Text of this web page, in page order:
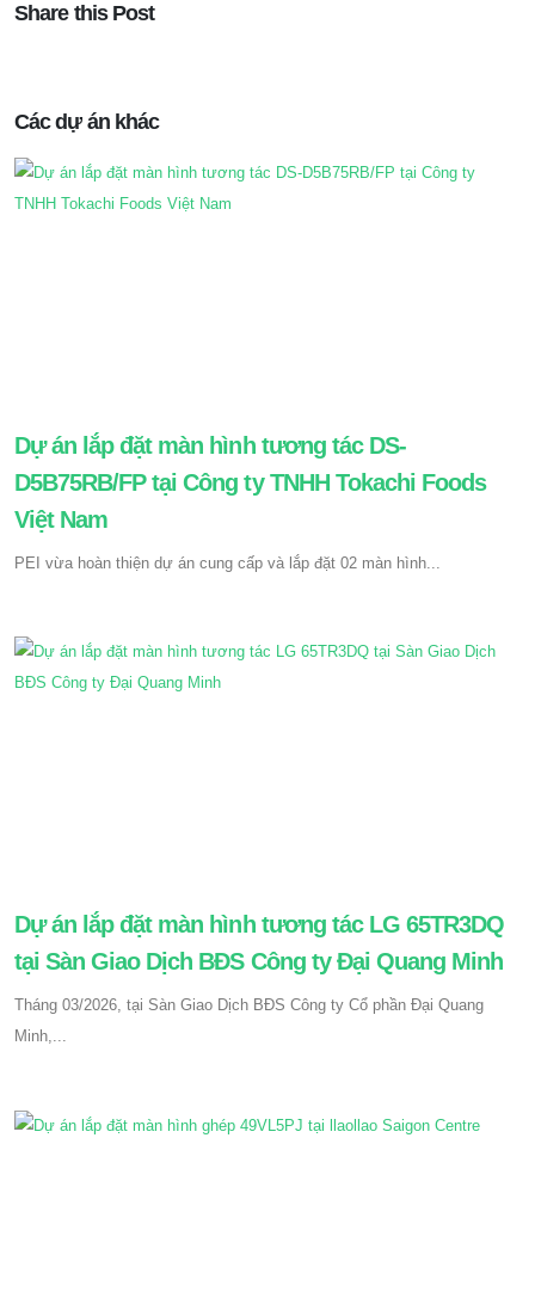
Share this Post
Các dự án khác
Dự án lắp đặt màn hình tương tác DS-
D5B75RB/FP tại Công ty TNHH Tokachi Foods
Việt Nam
PEI vừa hoàn thiện dự án cung cấp và lắp đặt 02 màn hình...
Dự án lắp đặt màn hình tương tác LG 65TR3DQ
tại Sàn Giao Dịch BĐS Công ty Đại Quang Minh
Tháng 03/2026, tại Sàn Giao Dịch BĐS Công ty Cổ phần Đại Quang
Minh,...